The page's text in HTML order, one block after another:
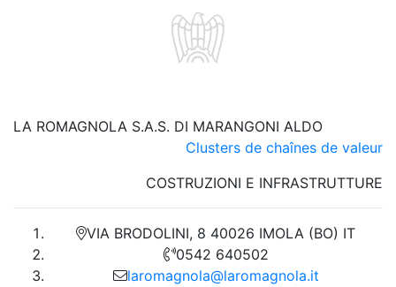
LA ROMAGNOLA S.A.S. DI MARANGONI ALDO
Clusters de chaînes de valeur
COSTRUZIONI E INFRASTRUTTURE
VIA BRODOLINI, 8 40026 IMOLA (BO) IT
0542 640502
laromagnola@laromagnola.it